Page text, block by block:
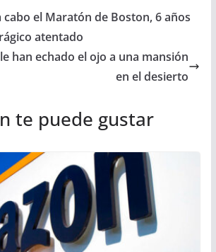
cabo el Maratón de Boston, 6 años
atentado
han echado el ojo a una mansión
en el desierto
te puede gustar